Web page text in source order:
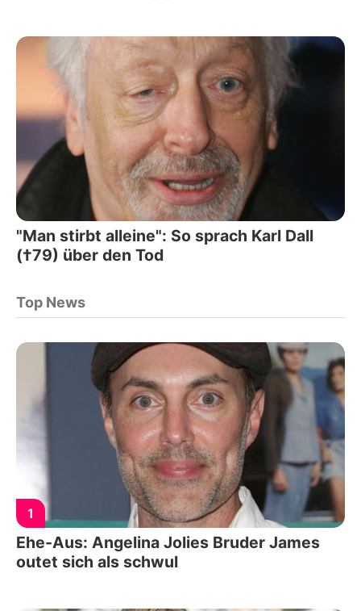
"Man stirbt alleine": So sprach Karl Dall
(†79) über den Tod
Top News
1
Ehe-Aus: Angelina Jolies Bruder James
outet sich als schwul